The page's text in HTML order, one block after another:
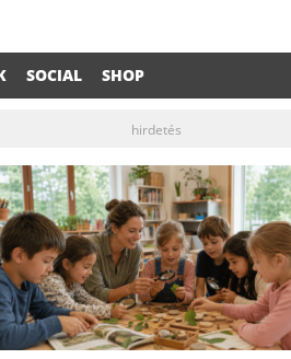
SOCIAL SHOP
hirdetés